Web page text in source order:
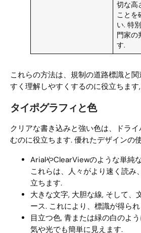
切な高
ことを
い. 特
門家の
す.
これらの方法は、規制の道路標識と
すく理解しやすくするのに役立ちま
タイポグラフィと色
クリアな書き込みと強い色は、ドラ
むのに役立ちます. 優れたデザインの
ArialやClearViewのような単純
これらは、人々がより速く読み
立ちます.
大きな文字, 大胆な線, そして、
ース. これにより、標識が得ら
目立つ色, 青または緑の白のよ
気や光でも簡単に見えます.